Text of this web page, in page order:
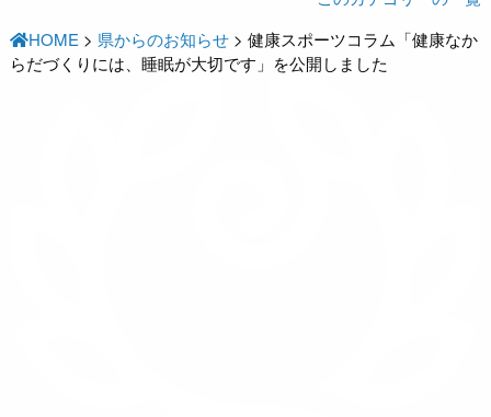
HOME > 県からのお知らせ >健康スポーツコラム「健康なか
らだづくりには、睡眠が大切です」を公開しました